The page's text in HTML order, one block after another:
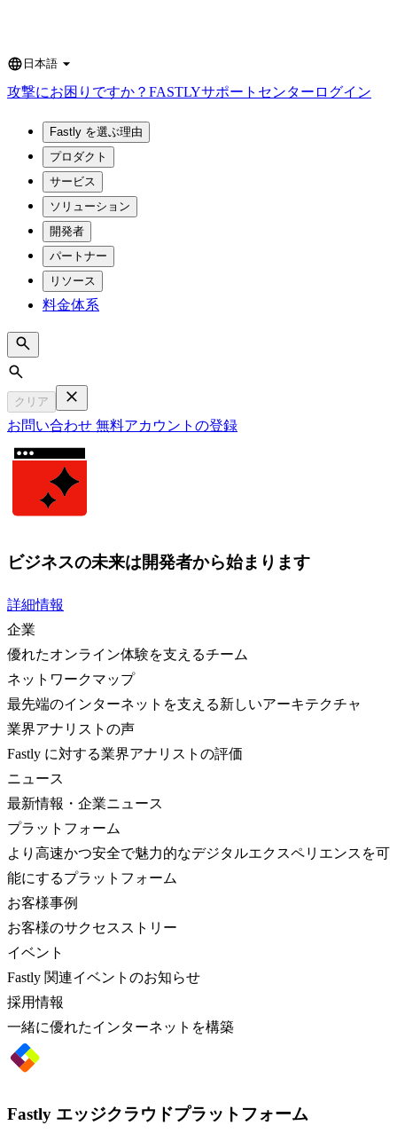
Language
日本語
攻撃にお困りですか？ FASTLYサポートセンター ログイン
Fastly を選ぶ理由
プロダクト
サービス
ソリューション
開発者
パートナー
リソース
料金体系
Search
クリア
お問い合わせ 無料アカウントの登録
ビジネスの未来は開発者から始まります
詳細情報
企業
優れたオンライン体験を支えるチーム
ネットワークマップ
最先端のインターネットを支える新しいアーキテクチャ
業界アナリストの声
Fastly に対する業界アナリストの評価
ニュース
最新情報・企業ニュース
プラットフォーム
より高速かつ安全で魅力的なデジタルエクスペリエンスを可
能にするプラットフォーム
お客様事例
お客様のサクセスストリー
イベント
Fastly 関連イベントのお知らせ
採用情報
一緒に優れたインターネットを構築
Fastly エッジクラウドプラットフォーム